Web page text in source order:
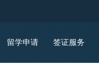
留学申请 签证服务